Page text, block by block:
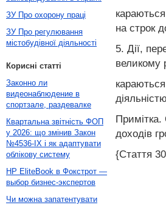
на строк
5. Дії,
великому
Примітка.
доходів
{Стаття
ЗУ Про охорону праці
ЗУ Про регулювання
містобудівної діяльності
Корисні статті
Законно ли
видеонаблюдение в
спортзале, раздевалке
Квартальна звітність ФОП
у 2026: що змінив Закон
№4536-IX і як адаптувати
облікову систему
HP EliteBook в Фокстрот —
выбор бизнес-экспертов
Чи можна запатентувати